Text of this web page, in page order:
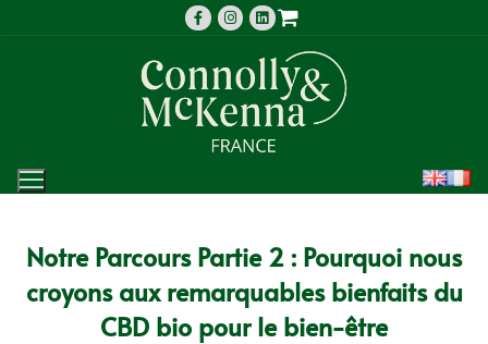
Notre Parcours Partie 2 : Pourquoi nous
croyons aux remarquables bienfaits du
CBD bio pour le bien-être